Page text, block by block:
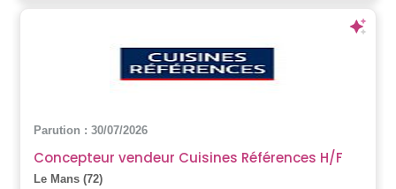
Parution : 30/07/2026
Concepteur vendeur Cuisines Références H/F
Le Mans (72)